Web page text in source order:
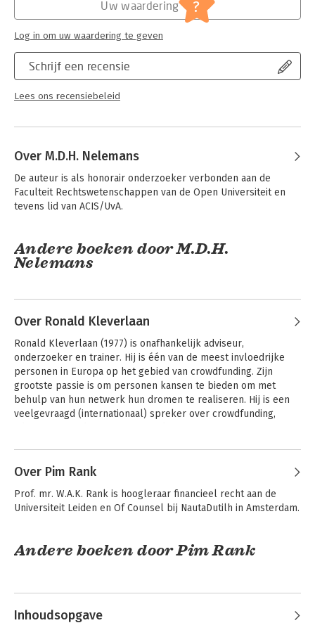
de overheidsrechter kan zijn.
Alternatieve geschilbeslechting in de financiële sector is
waardevol voor de financiële sector, rechtspraktijk,
toezichthouders, beleidsmakers en geschillencommissies. Ook
voor academici en studenten kan dit preadvies zinvolle
inzichten bieden in de achtergrond, dynamiek en toekomst van
Serie:
Serie vanwege het Van der Heijden
Schrijf een recensie
Lees ons recensiebeleid
Uw waardering ?
Log in om uw waardering te geven
Over M.D.H. Nelemans
De auteur is als honorair onderzoeker verbonden aan de
Faculteit Rechtswetenschappen van de Open Universiteit en
tevens lid van ACIS/UvA.
Andere boeken door M.D.H.
Nelemans
in de financiële
sector
Over Ronald Kleverlaan
Ronald Kleverlaan (1977) is onafhankelijk adviseur,
onderzoeker en trainer. Hij is één van de meest invloedrijke
personen in Europa op het gebied van crowdfunding. Zijn
grootste passie is om personen kansen te bieden om met
behulp van hun netwerk hun dromen te realiseren. Hij is een
veelgevraagd (internationaal) spreker over crowdfunding,
personen aanwezig geweest.
Tevens is hij oprichter van de Crowdfunding Hub, het
Nederlandse crowdfunding kenniscentrum. Hier wordt in
wordt via publicaties en openbare bijeenkomsten gedeeld.
Kleverlaan
Over Pim Rank
Prof. mr. W.A.K. Rank is hoogleraar financieel recht aan de
Universiteit Leiden en Of Counsel bij NautaDutilh in Amsterdam.
Andere boeken door Pim Rank
Inhoudsopgave